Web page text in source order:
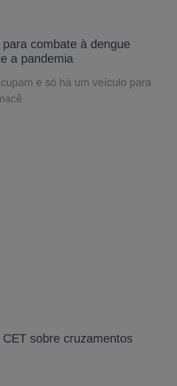
combate à dengue
a pandemia
e só há um veículo para
sobre cruzamentos